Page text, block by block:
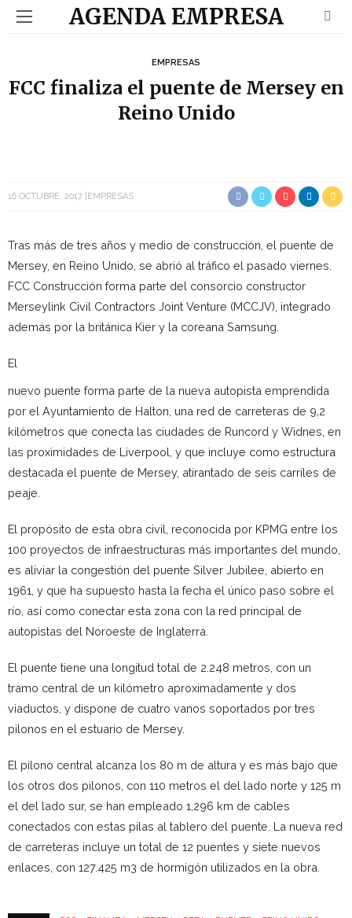
AGENDA EMPRESA
EMPRESAS
FCC finaliza el puente de Mersey en
Reino Unido
16 OCTUBRE, 2017 EMPRESAS
Tras más de tres años y medio de construcción, el puente de
Mersey, en Reino Unido, se abrió al tráfico el pasado viernes.
FCC Construcción forma parte del consorcio constructor
Merseylink Civil Contractors Joint Venture (MCCJV), integrado
además por la británica Kier y la coreana Samsung.
El
nuevo puente forma parte de la nueva autopista emprendida
por el Ayuntamiento de Halton, una red de carreteras de 9,2
kilómetros que conecta las ciudades de Runcord y Widnes, en
las proximidades de Liverpool, y que incluye como estructura
destacada el puente de Mersey, atirantado de seis carriles de
peaje.
El propósito de esta obra civil, reconocida por KPMG entre los
100 proyectos de infraestructuras más importantes del mundo,
es aliviar la congestión del puente Silver Jubilee, abierto en
1961, y que ha supuesto hasta la fecha el único paso sobre el
río, así como conectar esta zona con la red principal de
autopistas del Noroeste de Inglaterra.
El puente tiene una longitud total de 2.248 metros, con un
tramo central de un kilómetro aproximadamente y dos
viaductos, y dispone de cuatro vanos soportados por tres
pilonos en el estuario de Mersey.
El pilono central alcanza los 80 m de altura y es más bajo que
los otros dos pilonos, con 110 metros el del lado norte y 125 m
el del lado sur, se han empleado 1,296 km de cables
conectados con estas pilas al tablero del puente. La nueva red
de carreteras incluye un total de 12 puentes y siete nuevos
enlaces, con 127.425 m3 de hormigón utilizados en la obra.